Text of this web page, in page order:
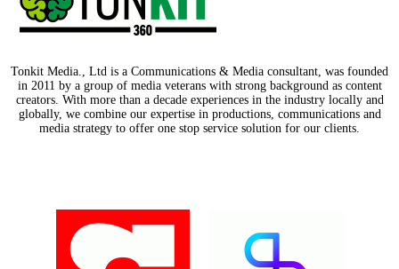
Tonkit Media., Ltd is a Communications & Media consultant, was founded
in 2011 by a group of media veterans with strong background as content
creators. With more than a decade experiences in the industry locally and
globally, we combine our expertise in productions, communications and
media strategy to offer one stop service solution for our clients.